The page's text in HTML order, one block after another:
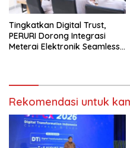
Tingkatkan Digital Trust,
PERURI Dorong Integrasi
Meterai Elektronik Seamless
Rekomendasi untuk